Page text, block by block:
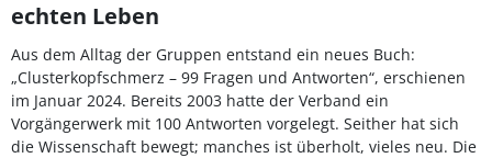
echten Leben
Aus dem Alltag der Gruppen entstand ein neues Buch:
„Clusterkopfschmerz – 99 Fragen und Antworten“, erschienen
im Januar 2024. Bereits 2003 hatte der Verband ein
Vorgängerwerk mit 100 Antworten vorgelegt. Seither hat sich
die Wissenschaft bewegt; manches ist überholt, vieles neu. Die